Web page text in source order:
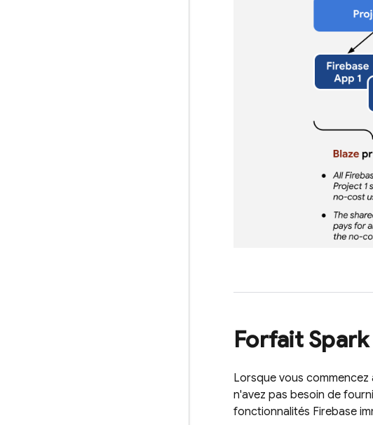
Forfait Spark
Lorsque vous
n'avez pas besoin de
fonctionnalités Firebase